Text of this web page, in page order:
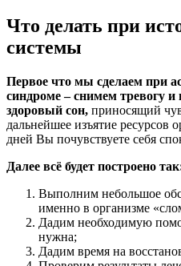
Что делать при
системы
Первое что мы сделаем при
синдроме – снимем тревогу
здоровый сон, приносящий
дальнейшее изъятие ресурсов
дней Вы почувствуете себя
Далее всё будет построено
Выполним небольшое
именно в организме
Дадим необходимую
нужна;
Дадим время на